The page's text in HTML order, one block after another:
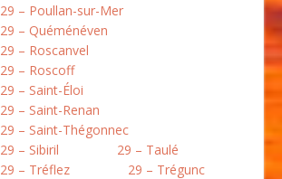
29 – Poullan-sur-Mer
29 – Quéménéven
29 – Roscanvel
29 – Roscoff
29 – Saint-Éloi
29 – Saint-Renan
29 – Saint-Thégonnec
29 – Sibiril
29 – Taulé
29 – Tréflez
29 – Trégunc